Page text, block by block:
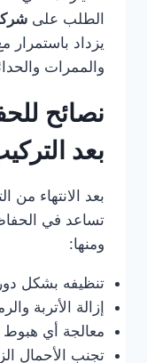
الطلب على
يزداد باستمرار
والممرات
نصائح
بعد
بعد الانتهاء من
تساعد في
ومنها:
تنظيفه بشكل
إزالة الأتربة
معالجة أي
تجنب الأحمال